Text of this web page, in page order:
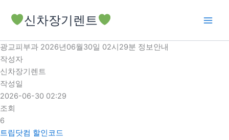
로
건
너
뛰
기
신차장기렌트
광교피부과 2026년06월30일 02시29분 정보안내
작성자
신차장기렌트
작성일
2026-06-30 02:29
조회
6
트립닷컴 할인코드